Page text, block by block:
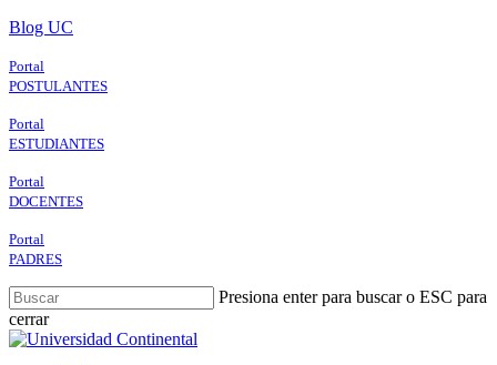
Skip
main
content
Blog UC
Portal
POSTULANTES
Portal
ESTUDIANTES
Portal
DOCENTES
Portal
PADRES
Presiona enter para buscar o ESC para
cerrar
Close